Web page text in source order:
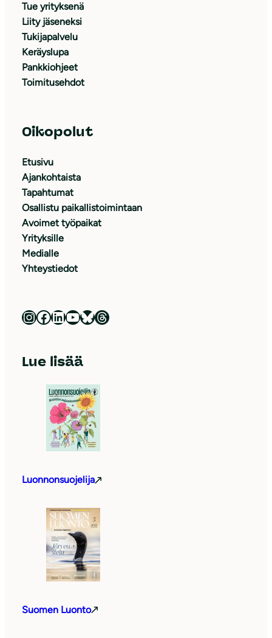
Tue yrityksenä
Liity jäseneksi
Tukijapalvelu
Keräyslupa
Pankkiohjeet
Toimitusehdot
Oikopolut
Etusivu
Ajankohtaista
Tapahtumat
Osallistu paikallistoimintaan
Avoimet työpaikat
Yrityksille
Medialle
Yhteystiedot
Luonnonsuojeluliitto Instagramissa Luonnonsuojeluliitto Facebookissa Luonnonsuojeluliitto LinkedInissä Luonnonsuojeluliiton YouTube-kanava Luonnonsuojeluliitto Blueskyssa Luonnonsuojeluliitto Threadsissa
Lue lisää
Luonnonsuojelija
Suomen Luonto